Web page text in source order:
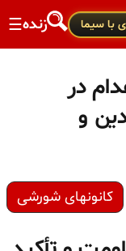
با سیما زنده☰
در
و
کانونهای شورشی